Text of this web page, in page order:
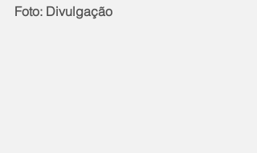
Foto: Divulgação